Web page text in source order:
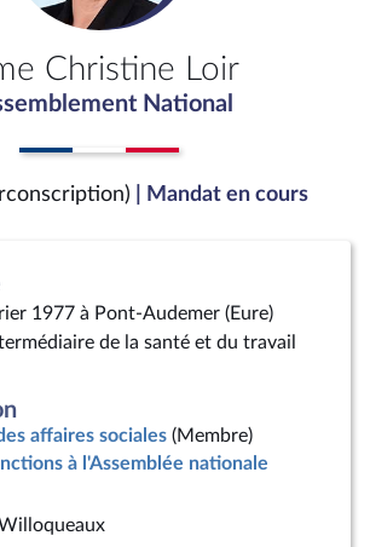
Christine Loir
National
| Mandat en cours
1977 à Pont-Audemer (Eure)
de la santé et du travail
affaires sociales (Membre)
à l'Assemblée nationale